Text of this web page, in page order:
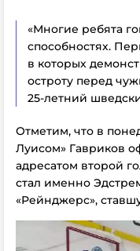
«Многие ребята
способностях.
в которых
остроту перед
25-летний
Отметим, что в
Луисом» Гавриков
адресатом второй
стал именно
«Рейнджерс»,